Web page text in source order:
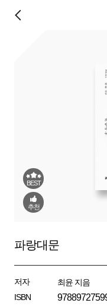
BEST
추천
파랑대문
저자
최윤 지음
ISBN